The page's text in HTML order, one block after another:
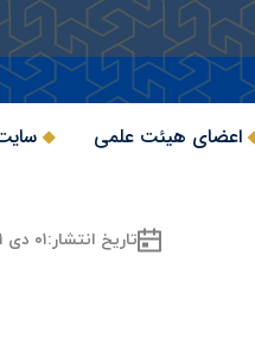
اعضای هیئت علمی
تاریخ انتشار:۰۱ دی ۱۳۹۱